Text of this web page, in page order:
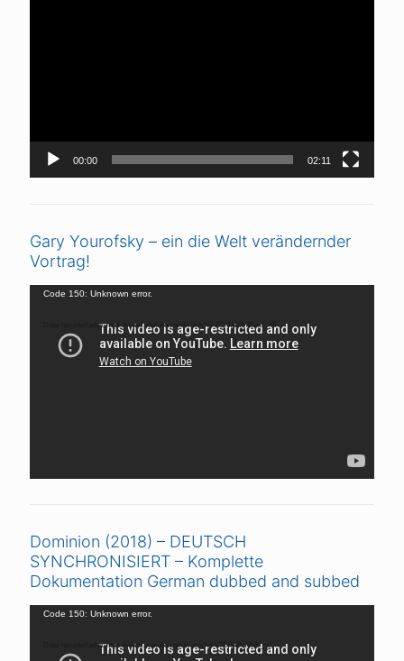
00:00 02:11
Gary Yourofsky – ein die Welt verändernder
Vortrag!
Video-
Code 150: Unknown error.
Datei herunterladen: https://www.youtube.com/watch?v=ZCMAIMnI8iw&_=5
Dominion (2018) – DEUTSCH
SYNCHRONISIERT – Komplette
Dokumentation German dubbed and subbed
Video-
Code 150: Unknown error.
Datei herunterladen: https://www.youtube.com/watch?v=V7DrljVAaYk&_=6